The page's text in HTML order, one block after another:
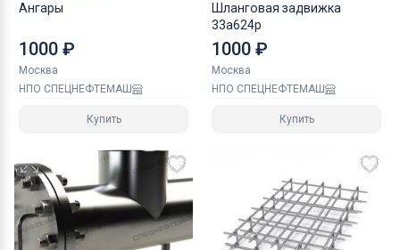
Ангары
1000 ₽
Москва
НПО СПЕЦНЕФТЕМАШ
Купить
Шланговая задвижка
33а624р
1000 ₽
Москва
НПО СПЕЦНЕФТЕМАШ
Купить